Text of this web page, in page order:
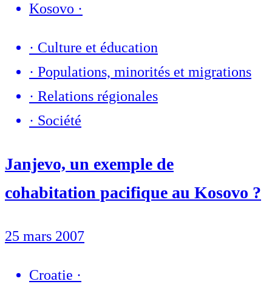
Kosovo ·
· Culture et éducation
· Populations, minorités et migrations
· Relations régionales
· Société
Janjevo, un exemple de
cohabitation pacifique au Kosovo ?
25 mars 2007
Croatie ·